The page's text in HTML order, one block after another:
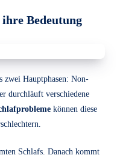
ihre Bedeutung
zwei Hauptphasen: Non-
durchläuft verschiedene
können diese
Schlafs. Danach kommt